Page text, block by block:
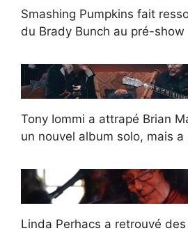
Smashing Pumpkins fait
du Brady Bunch au pré-
Tony Iommi a attrapé Brian
un nouvel album solo, mais
Linda Perhacs a retrouvé